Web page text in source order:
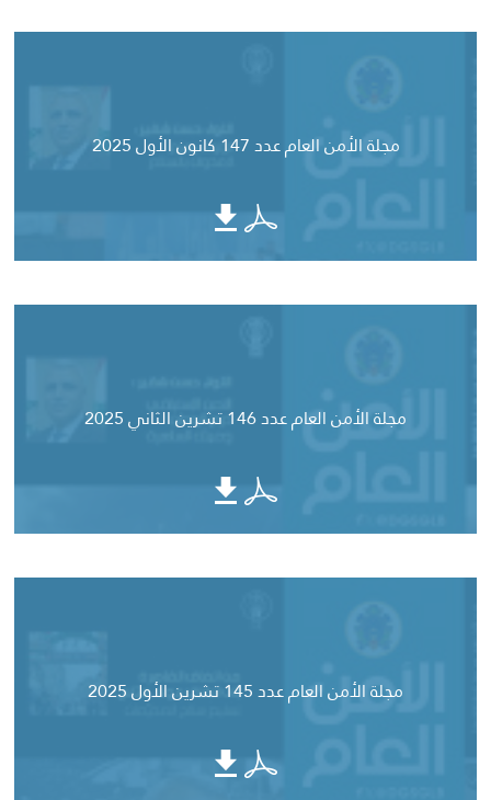
مجلة الأمن العام عدد 147 كانون الأول 2025
مجلة الأمن العام عدد 146 تشرين الثاني 2025
مجلة الأمن العام عدد 145 تشرين الأول 2025